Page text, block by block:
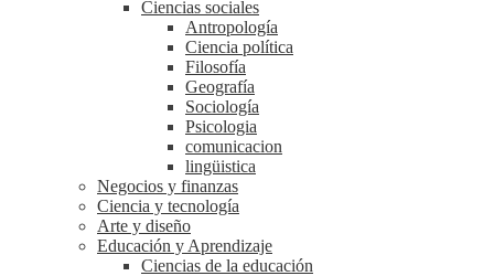
Ciencias sociales
Antropología
Ciencia política
Filosofía
Geografía
Sociología
Psicologia
comunicacion
lingüistica
Negocios y finanzas
Ciencia y tecnología
Arte y diseño
Educación y Aprendizaje
Ciencias de la educación